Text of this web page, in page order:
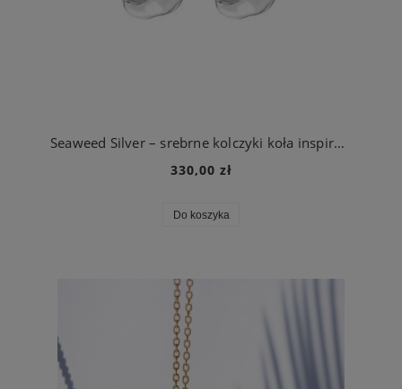
Seaweed Silver – srebrne kolczyki koła inspirowane morskimi wodorostami
330,00 zł
Do koszyka